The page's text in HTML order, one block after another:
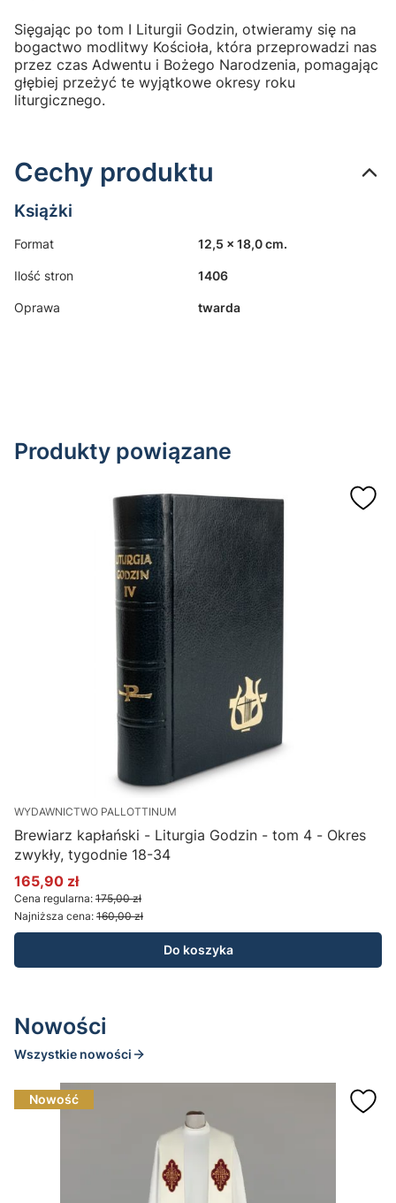
Sięgając po tom I Liturgii Godzin, otwieramy się na
bogactwo modlitwy Kościoła, która przeprowadzi nas
przez czas Adwentu i Bożego Narodzenia, pomagając
głębiej przeżyć te wyjątkowe okresy roku
liturgicznego.
Cechy produktu
Książki
Format 12,5 x 18,0 cm.
Ilość stron 1406
Oprawa twarda
Produkty powiązane
WYDAWNICTWO PALLOTTINUM
Brewiarz kapłański - Liturgia Godzin - tom 4 - Okres
zwykły, tygodnie 18-34
Cena promocyjna
165,90 zł
Cena regularna: 175,00 zł
Najniższa cena: 160,00 zł
Do koszyka
Nowości
Wszystkie nowości
Nowość